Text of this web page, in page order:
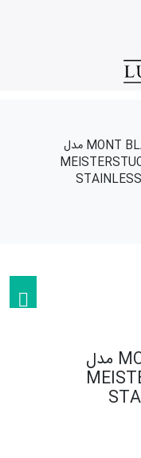
خودنویس لاکچری MONT BLANC مدل
خودنویس لاکچری MONT BLANC مدل